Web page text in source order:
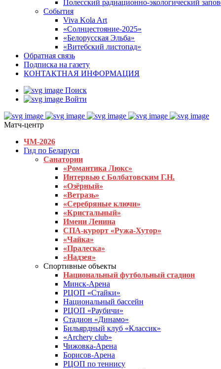
Полесский радиационно-экологический
События
Viva Kola Art
«Солнцестояние-2025»
«Белорусская Эльба»
«Витебский листопад»
Обратная связь
Подписка на газету
КОНТАКТНАЯ ИНФОРМАЦИЯ
Поиск
Войти
Матч-центр
ЧМ-2026
Гид по Беларуси
Санатории
«Романтика Люкс»
Интервью с Болбатовским Г.Н.
«Озёрный»
«Ветразь»
«Серебряные ключи»
«Кристальный»
Имени Ленина
СПА-курорт «Ружа-Хутор»
«Чайка»
«Пралеска»
«Надзея»
Спортивные объекты
Национальный футбольный стадион
Минск-Арена
РЦОП «Стайки»
Национальный бассейн
РЦОП «Раубичи»
Стадион «Динамо»
Бильярдный клуб «Классик»
«Archery club»
Чижовка-Арена
Борисов-Арена
РЦОП по теннису